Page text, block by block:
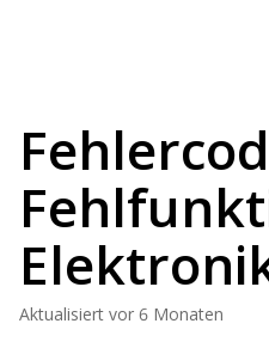
Aktualisiert vor 6 Monaten